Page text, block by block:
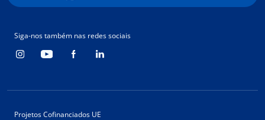
Siga-nos também nas redes sociais
Projetos Cofinanciados UE